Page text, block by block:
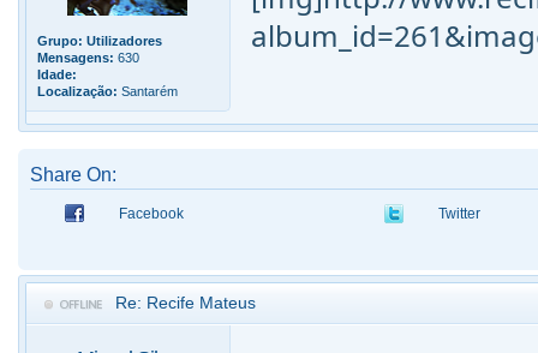
Grupo: Utilizadores
Mensagens: 630
Idade:
Localização: Santarém
Share On:
Facebook Twitter
Re: Recife Mateus